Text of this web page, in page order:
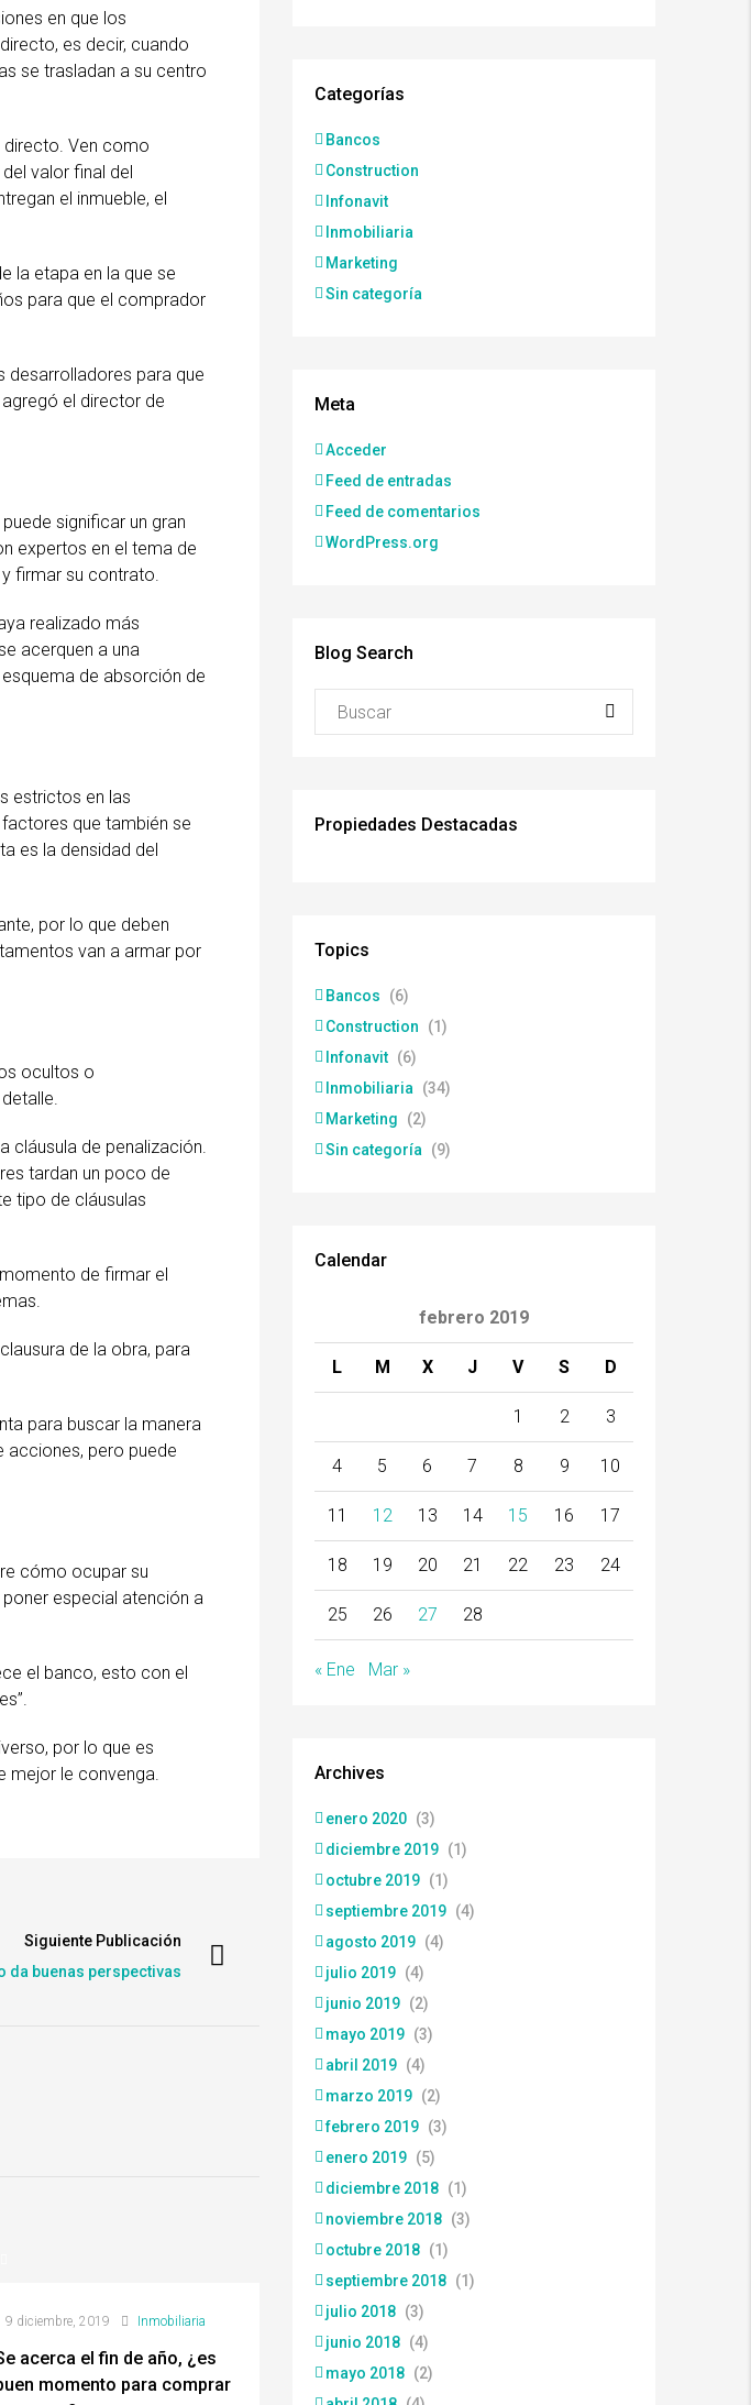
en que los
es decir, cuando
se trasladan a su centro
Ven como
valor final del
el inmueble, el
la etapa en la que se
para que el comprador
desarrolladores para que
el director de
significar un gran
expertos en el tema de
firmar su contrato.
realizado más
acerquen a una
de absorción de
estrictos en las
que también se
es la densidad del
por lo que deben
van a armar por
ocultos o
cláusula de penalización.
tardan un poco de
tipo de cláusulas
de firmar el
de la obra, para
para buscar la manera
acciones, pero puede
cómo ocupar su
especial atención a
el banco, esto con el
por lo que es
mejor le convenga.
Siguiente Publicación
da buenas perspectivas
9 diciembre, 2019 Inmobiliaria
acerca el fin de año, ¿es
momento para comprar
Categorías
Bancos
Construction
Infonavit
Inmobiliaria
Marketing
Sin categoría
Meta
Acceder
Feed de entradas
Feed de comentarios
WordPress.org
Blog Search
Propiedades Destacadas
Topics
Bancos
(6)
Construction
(1)
Infonavit (6)
Inmobiliaria
(34)
Marketing
(2)
Sin categoría
(9)
Calendar
febrero 2019
L M X J V S D
1 2 3
4 5 6 7 8 9 10
11 12 13 14 15 16 17
18 19 20 21 22 23 24
25 26 27 28
« Ene Mar »
Archives
enero 2020 (3)
diciembre 2019 (1)
octubre 2019 (1)
septiembre 2019 (4)
agosto 2019 (4)
julio 2019 (4)
junio 2019 (2)
mayo 2019 (3)
abril 2019 (4)
marzo 2019 (2)
febrero 2019 (3)
enero 2019 (5)
diciembre 2018 (1)
noviembre 2018 (3)
octubre 2018 (1)
septiembre 2018 (1)
julio 2018 (3)
junio 2018 (4)
mayo 2018 (2)